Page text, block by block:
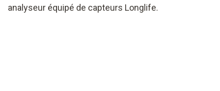
analyseur équipé de capteurs Longlife.